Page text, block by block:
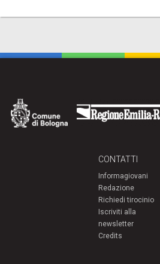
CONTATTI
Informagiovani
Redazione
Richiedi tirocinio
Iscriviti alla
newsletter
Credits